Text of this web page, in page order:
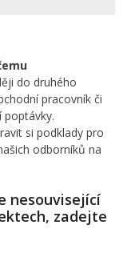
do druhého
pracovník či
poptávky.
si podklady pro
odborníků na
nesouvisející
zadejte